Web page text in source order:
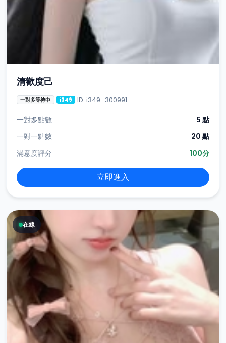
清歡度己
一對多等待中 i349 ID: i349_300991
一對多點數
5 點
一對一點數
20 點
滿意度評分
100分
立即進入
在線